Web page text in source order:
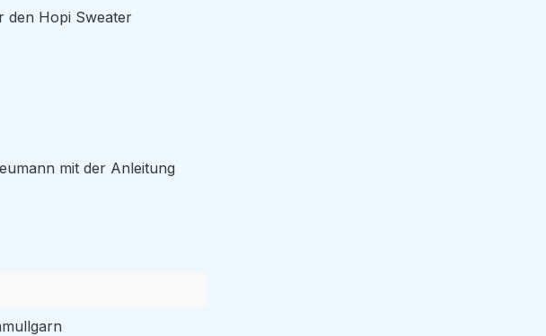
den Hopi Sweater
mit der Anleitung